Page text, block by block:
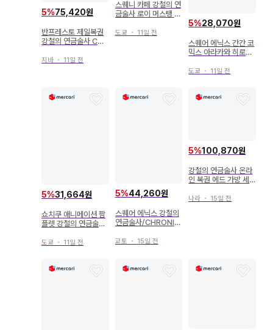
5%75,420원
반프레스토 제일복권
강철의 연금술사 C상
지바 ・ 11일 전
스퀘니 카페 강철의 연
금술사 로이 머스탱 코
도쿄 ・ 11일 전
5%28,070원
스퀘어 에닉스 간간 코
믹스 아라카와 히로시
도쿄 ・ 11일 전
5%31,664원
쇼치쿠 애니메이션 팜
플렛 강철의 연금술사
운 별 2011년
도쿄 ・ 11일 전
5%44,260원
스퀘어 에닉스 강철의
연금술사/CHRONIC
교토 ・ 15일 전
5%100,870원
강철의 연금술사 온라
인 복권 에드 가방 세
나라 ・ 15일 전